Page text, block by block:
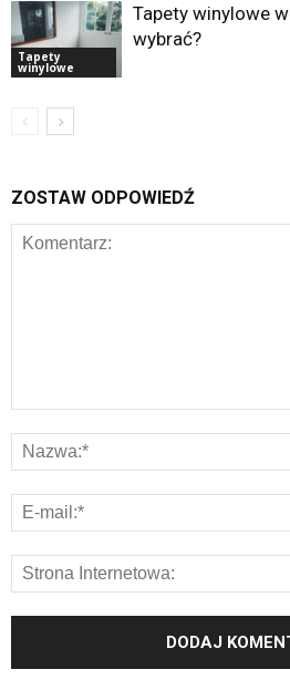
Tapety
winylowe
Tapety winylowe
wybrać?
ZOSTAW ODPOWIEDŹ